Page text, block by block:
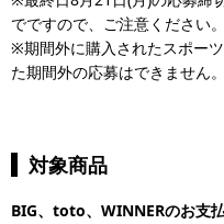
※応募フォームへの入力は、1
期間中入力いただいた申込券
つき1応募とします。
が異なる場合は、期間中の購
※期間中の応募フォームへの
但し、同じ申込番号で複数回
でですので、ご注意ください。
※期間外に購入されたスポー
た期間外の応募はできません。
対象商品
BIG、toto、WINNERのお支払